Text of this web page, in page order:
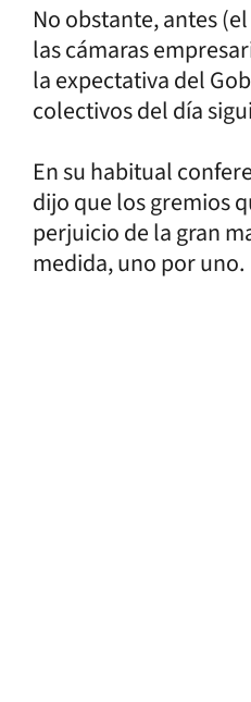
No obstante, antes
las cámaras
la expectativa del
colectivos del día
En su habitual
dijo que los gremios
perjuicio de la gran
medida, uno por uno.